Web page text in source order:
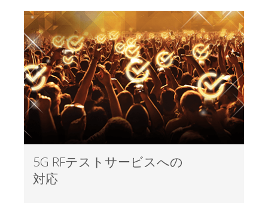
5G RFテストサービスへの
対応